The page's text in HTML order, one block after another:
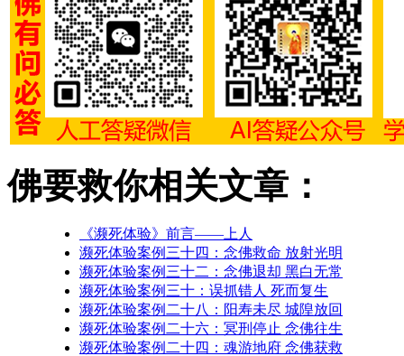
佛要救你相关文章：
《濒死体验》前言——上人
濒死体验案例三十四：念佛救命 放射光明
濒死体验案例三十二：念佛退却 黑白无常
濒死体验案例三十：误抓错人 死而复生
濒死体验案例二十八：阳寿未尽 城隍放回
濒死体验案例二十六：冥刑停止 念佛往生
濒死体验案例二十四：魂游地府 念佛获救